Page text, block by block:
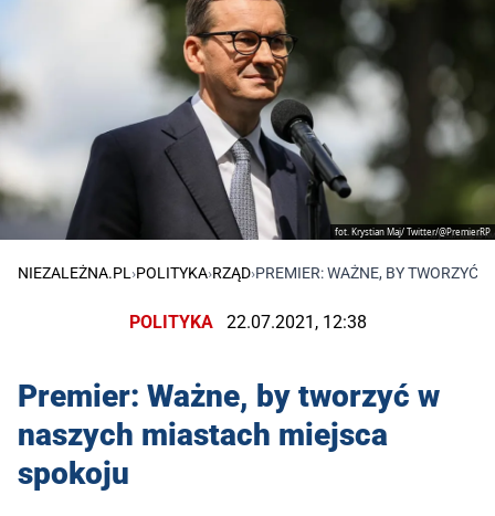
fot. Krystian Maj/ Twitter/@PremierRP
NIEZALEŻNA.PL ›POLITYKA›RZĄD›PREMIER: WAŻNE, BY TWORZYĆ
POLITYKA 22.07.2021, 12:38
Premier: Ważne, by tworzyć w
naszych miastach miejsca
spokoju